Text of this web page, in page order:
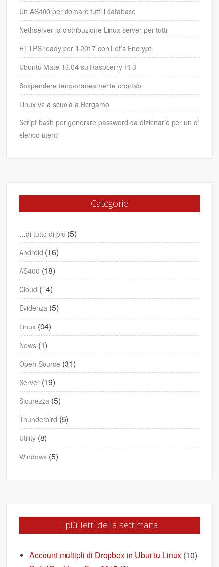
Un AS400 per domare tutti i database
Nethserver la distribuzione Linux server per tutti
HTTPS ready per il 2017 con Let’s Encrypt
Ubuntu Mate 16.04 su Raspberry PI 3
Sospendere temporaneamente crontab
Linux va a scuola a Bergamo
Script bash per generare password da dizionario per un di
elenco utenti
Categorie
…di tutto di più (5)
Android (16)
AS400 (18)
Cloud (14)
Evidenza (5)
Linux (94)
News (1)
Open Source (31)
Server (19)
Sicurezza (5)
Thunderbird (5)
Utility (8)
Windows (5)
I più letti della settimana
Account multipli di Dropbox in Ubuntu Linux (10)